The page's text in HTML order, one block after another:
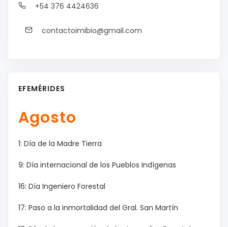
+54 376 4424636
contactoimibio@gmail.com
EFEMÉRIDES
Agosto
1: Día de la Madre Tierra
9: Día internacional de los Pueblos Indígenas
16: Día Ingeniero Forestal
17: Paso a la inmortalidad del Gral. San Martín